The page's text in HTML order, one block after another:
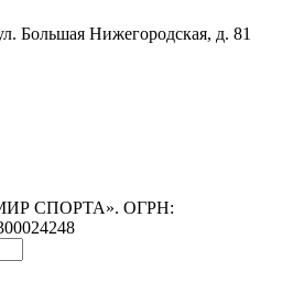
Большая Нижегородская, д. 81
СПОРТА». ОГРН: